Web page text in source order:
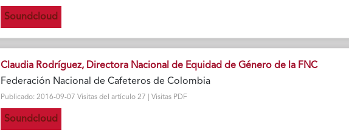
Soundcloud
Claudia Rodríguez, Directora Nacional de Equidad de Género de la FNC
Federación Nacional de Cafeteros de Colombia
Publicado: 2016-09-07 Visitas del artículo 27 | Visitas PDF
Soundcloud